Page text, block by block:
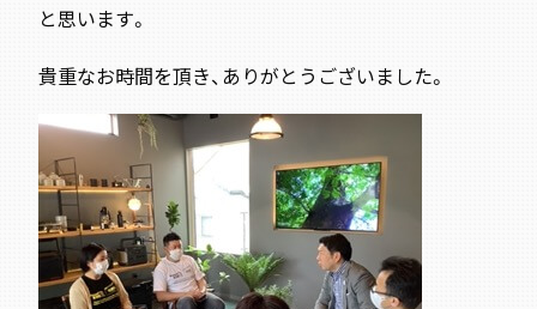
と思います。
貴重なお時間を頂き、ありがとうございました。